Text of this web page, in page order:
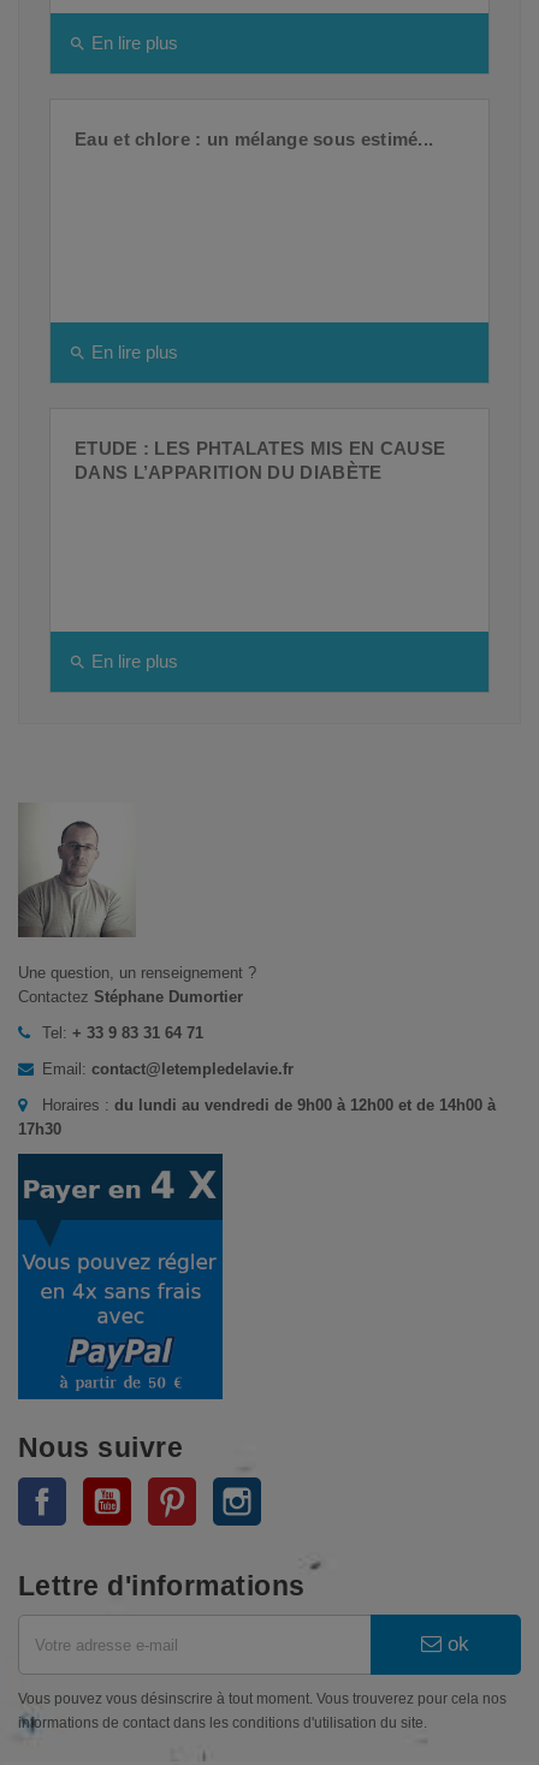
search En lire plus
Eau et chlore : un mélange sous estimé...
search En lire plus
ETUDE : LES PHTALATES MIS EN CAUSE
DANS L’APPARITION DU DIABÈTE
search En lire plus
Une question, un renseignement ?
Contactez Stéphane Dumortier
Tel: + 33 9 83 31 64 71
Email: contact@letempledelavie.fr
Horaires : du lundi au vendredi de 9h00 à 12h00 et de 14h00 à
17h30
Nous suivre
Facebook YouTube Pinterest
Lettre d'informations
ok
Vous pouvez vous désinscrire à tout moment. Vous trouverez pour cela nos
informations de contact dans les conditions d'utilisation du site.